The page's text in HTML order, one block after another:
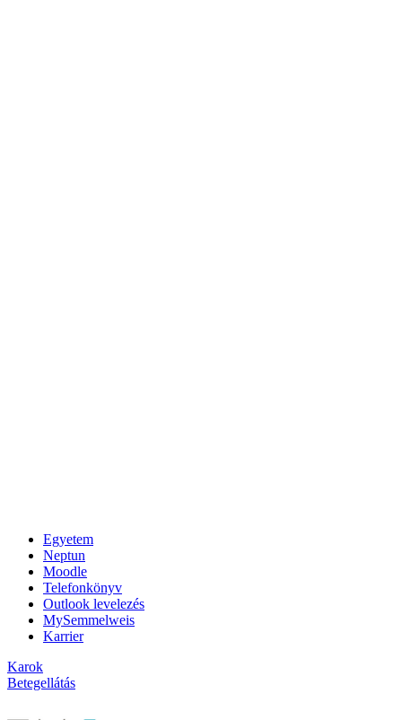
Egyetem
Neptun
Moodle
Telefonkönyv
Outlook levelezés
MySemmelweis
Karrier
Karok
Betegellátás